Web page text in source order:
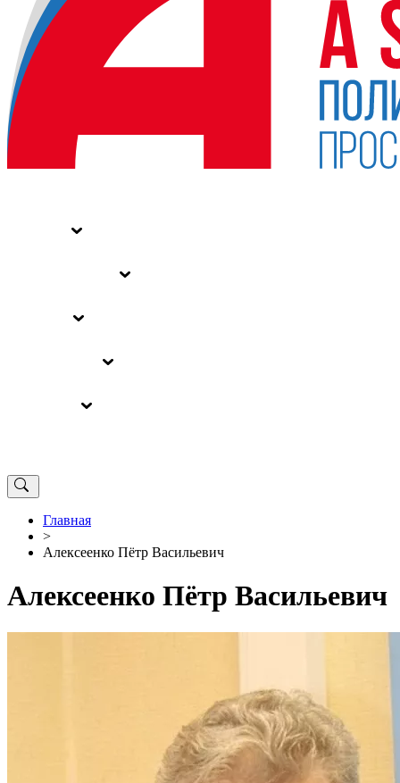
Главная
>
Алексеенко Пётр Васильевич
Алексеенко Пётр Васильевич